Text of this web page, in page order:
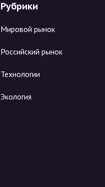
Рубрики
Мировой рынок
Российский рынок
Технологии
Экология